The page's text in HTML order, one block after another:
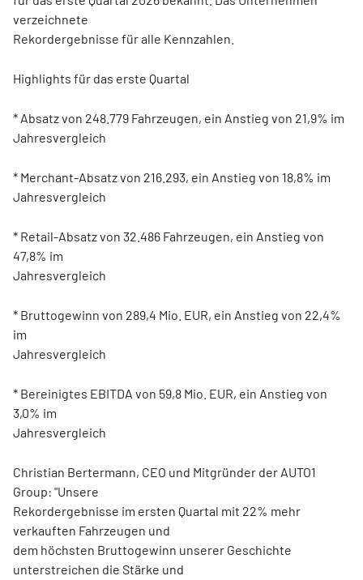
verzeichnete
Rekordergebnisse für alle Kennzahlen.
Highlights für das erste Quartal
* Absatz von 248.779 Fahrzeugen, ein Anstieg von 21,9% im
Jahresvergleich
* Merchant-Absatz von 216.293, ein Anstieg von 18,8% im
Jahresvergleich
* Retail-Absatz von 32.486 Fahrzeugen, ein Anstieg von
47,8% im
Jahresvergleich
* Bruttogewinn von 289,4 Mio. EUR, ein Anstieg von 22,4%
im
Jahresvergleich
* Bereinigtes EBITDA von 59,8 Mio. EUR, ein Anstieg von
3,0% im
Jahresvergleich
Christian Bertermann, CEO und Mitgründer der AUTO1
Group: "Unsere
Rekordergebnisse im ersten Quartal mit 22% mehr
verkauften Fahrzeugen und
dem höchsten Bruttogewinn unserer Geschichte
unterstreichen die Stärke und